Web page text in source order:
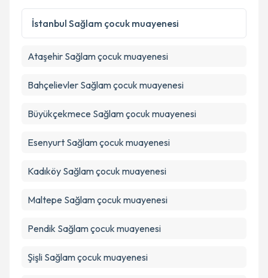
İstanbul Sağlam çocuk muayenesi
Ataşehir Sağlam çocuk muayenesi
Bahçelievler Sağlam çocuk muayenesi
Büyükçekmece Sağlam çocuk muayenesi
Esenyurt Sağlam çocuk muayenesi
Kadıköy Sağlam çocuk muayenesi
Maltepe Sağlam çocuk muayenesi
Pendik Sağlam çocuk muayenesi
Şişli Sağlam çocuk muayenesi